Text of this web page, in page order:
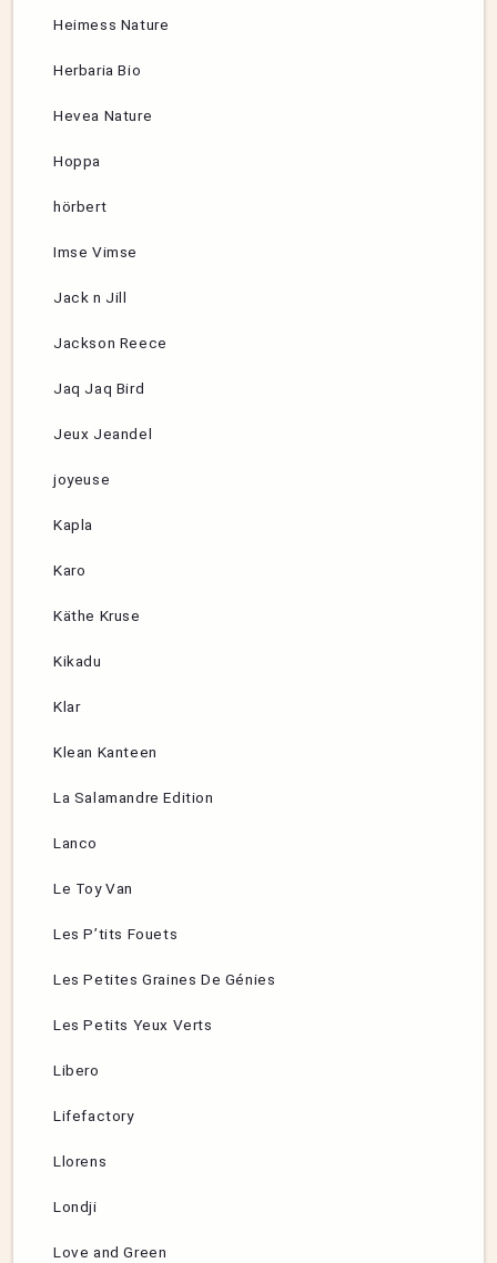
Heimess Nature
Herbaria Bio
Hevea Nature
Hoppa
hörbert
Imse Vimse
Jack n Jill
Jackson Reece
Jaq Jaq Bird
Jeux Jeandel
joyeuse
Kapla
Karo
Käthe Kruse
Kikadu
Klar
Klean Kanteen
La Salamandre Edition
Lanco
Le Toy Van
Les P’tits Fouets
Les Petites Graines De Génies
Les Petits Yeux Verts
Libero
Lifefactory
Llorens
Londji
Love and Green